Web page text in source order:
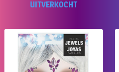
UITVERKOCHT